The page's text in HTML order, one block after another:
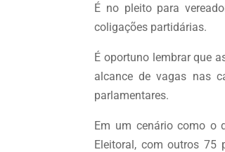
É no pleito para
coligações partidárias.
É oportuno lembrar que
alcance de vagas nas
parlamentares.
Em um cenário como o
Eleitoral, com outros 75